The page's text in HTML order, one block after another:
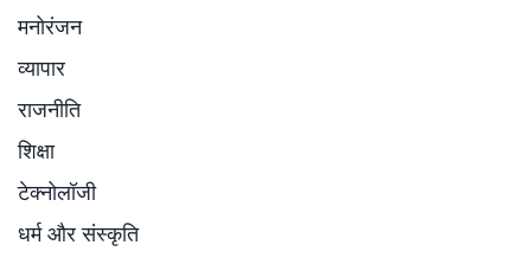
मनोरंजन
व्यापार
राजनीति
शिक्षा
टेक्नोलॉजी
धर्म और संस्कृति